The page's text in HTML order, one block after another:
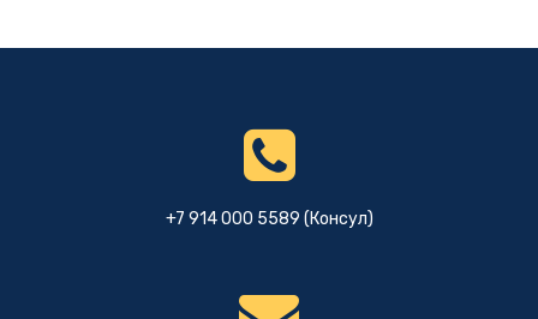
+7 914 000 5589 (Консул)